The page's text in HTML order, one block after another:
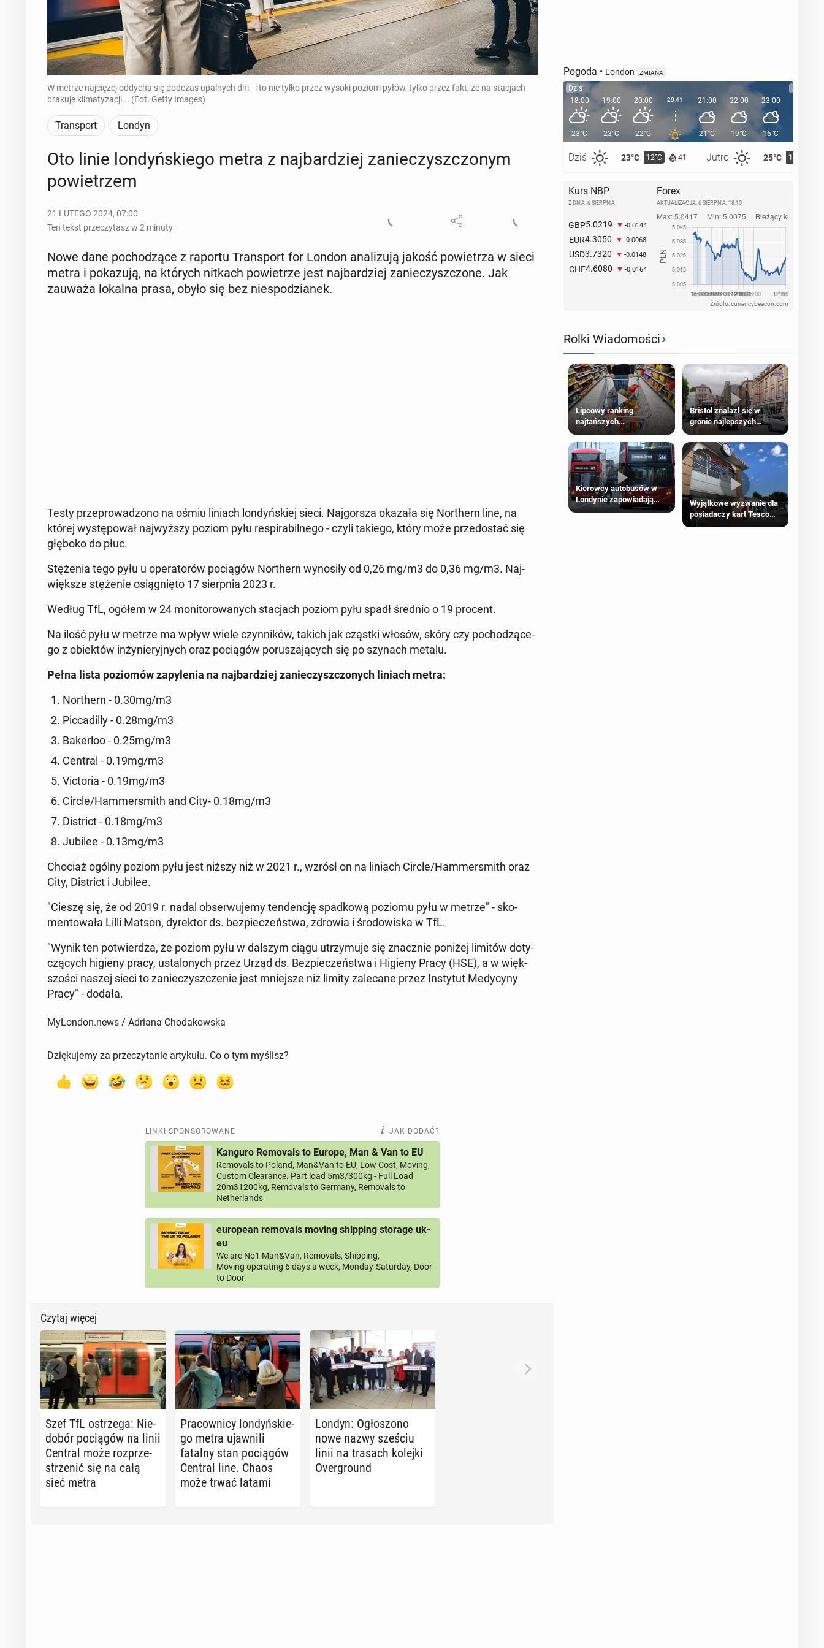
W metrze najciężej oddycha się podczas upalnych dni - i to nie tylko przez wysoki poziom pyłów, tylko przez fakt, że na stacjach
brakuje klimatyzacji... (Fot. Getty Images)
Transport Londyn
Oto linie lon­dyń­skie­go metra z naj­bar­dziej za­nie­czysz­czo­nym
po­wie­trzem
21 LUTEGO 2024, 07:00
Ten tekst przeczytasz w 2 minuty
Nowe dane po­cho­dzą­ce z raportu Trans­port for London ana­li­zu­ją jakość po­wie­trza w sieci
metra i po­ka­zu­ją, na których nitkach po­wie­trze jest naj­bar­dziej za­nie­czysz­czo­ne. Jak
zauważa lokalna prasa, obyło się bez nie­spo­dzia­nek.
Testy prze­pro­wa­dzo­no na ośmiu liniach lon­dyń­skiej sieci. Naj­gor­sza okazała się Nor­thern line, na
której wy­stę­po­wał naj­wyż­szy poziom pyłu re­spi­ra­bil­ne­go - czyli takiego, który może prze­do­stać się
głęboko do płuc.
Stę­że­nia tego pyłu u ope­ra­to­rów po­cią­gów Nor­thern wy­no­si­ły od 0,26 mg/m3 do 0,36 mg/m3. Naj­
więk­sze stę­że­nie osią­gnię­to 17 sierp­nia 2023 r.
Według TfL, ogółem w 24 mo­ni­to­ro­wa­nych sta­cjach poziom pyłu spadł średnio o 19 procent.
Na ilość pyłu w metrze ma wpływ wiele czyn­ni­ków, takich jak cząstki włosów, skóry czy po­cho­dzą­ce­
go z obiek­tów in­ży­nie­ryj­nych oraz po­cią­gów po­ru­sza­ją­cych się po szynach metalu.
Pełna lista po­zio­mów za­py­le­nia na naj­bar­dziej za­nie­czysz­czo­nych liniach metra:
Nor­thern - 0.30mg/m3
Pic­ca­dil­ly - 0.28mg/m3
Ba­ker­loo - 0.25mg/m3
Central - 0.19mg/m3
Vic­to­ria - 0.19mg/m3
Circle/Ham­mer­smith and City- 0.18mg/m3
Di­strict - 0.18mg/m3
Jubilee - 0.13mg/m3
Chociaż ogólny poziom pyłu jest niższy niż w 2021 r., wzrósł on na liniach Circle/Ham­mer­smith oraz
City, Di­strict i Jubilee.
"Cieszę się, że od 2019 r. nadal ob­ser­wu­je­my ten­den­cję spad­ko­wą poziomu pyłu w metrze" - sko­
men­to­wa­ła Lilli Matson, dy­rek­tor ds. bez­pie­czeń­stwa, zdrowia i śro­do­wi­ska w TfL.
"Wynik ten po­twier­dza, że poziom pyłu w dalszym ciągu utrzy­mu­je się znacz­nie poniżej limitów do­ty­
czą­cych higieny pracy, usta­lo­nych przez Urząd ds. Bez­pie­czeń­stwa i Higieny Pracy (HSE), a w więk­
szo­ści naszej sieci to za­nie­czysz­cze­nie jest mniej­sze niż limity za­le­ca­ne przez In­sty­tut Me­dy­cy­ny
Pracy" - dodała.
MyLondon.news / Adriana Chodakowska
Dziękujemy za przeczytanie artykułu. Co o tym myślisz?
LINKI SPONSOROWANE JAK DODAĆ?
Kanguro Removals to Europe, Man & Van to EU
Removals to Poland, Man&Van to EU, Low Cost, Moving,
Custom Clearance. Part load 5m3/300kg - Full Load
20m31200kg, Removals to Germany, Removals to
Netherlands
european removals moving shipping storage uk-
eu
We are No1 Man&Van, Removals, Shipping,
Moving operating 6 days a week, Monday-Saturday, Door
to Door.
Czytaj więcej
Szef TfL ostrze­ga: Nie­
do­bór po­cią­gów na linii
Central może roz­prze­
strze­nić się na całą
sieć metra
Pra­cow­ni­cy lon­dyń­skie­
go metra ujaw­ni­li
fatalny stan po­cią­gów
Central line. Chaos
może trwać latami
Londyn: Ogło­szo­no
nowe nazwy sześciu
linii na trasach kolejki
Over­gro­und
Pogoda • London ZMIANA
Dziś
18:00
23°C
Dziś 23°C 12°C 41 Jutro 25°C 13°C
19:00
23°C
20:00
22°C
20:41 21:00
21°C
22:00
19°C
23:00
16°C
Jutro
Kurs NBP
Z DNIA: 6 SIERPNIA
GBP5.0219 -0.0144
EUR4.3050 -0.0068
USD3.7320 -0.0148
CHF4.6080 -0.0164
Forex
AKTUALIZACJA: 6 SIERPNIA, 18:10
Źródło: currencybeacon.com
Rolki Wiadomości›
Lipcowy ranking
najtańszych
supermarketów
Bristol znalazł się w
gronie najlepszych
kierunków podróży na
świecie
Kierowcy autobusów w
Londynie zapowiadają
strajki
Wyjątkowe wyzwanie dla
posiadaczy kart Tesco
Clubcard!